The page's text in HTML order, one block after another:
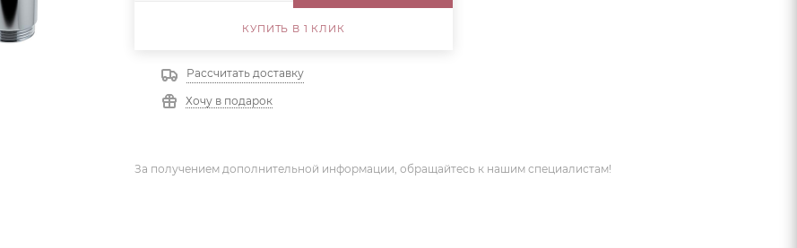
КУПИТЬ В 1 КЛИК
Рассчитать доставку
Хочу в подарок
За получением дополнительной информации, обращайтесь к нашим специалистам!